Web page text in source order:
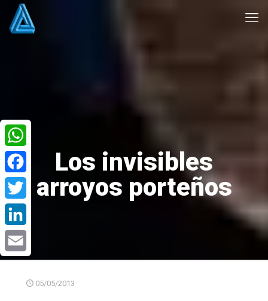
Los invisibles
arroyos porteños
05/05/2013
WhatsApp
Facebook
Twitter
LinkedIn
Email